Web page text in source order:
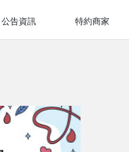
公告資訊 特約商家